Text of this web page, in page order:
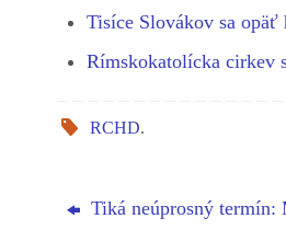
Tisíce Slovákov sa
Rímskokatolícka cirkev
RCHD.
Tiká neúprosný termín: